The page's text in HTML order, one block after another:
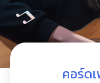
คอร์ด